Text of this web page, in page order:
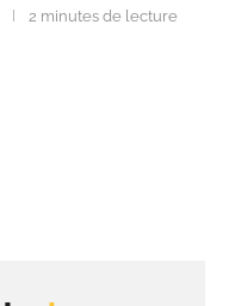
2 minutes de lecture